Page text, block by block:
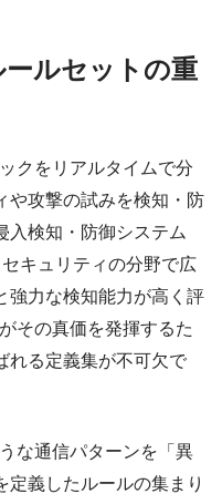
ルセットの重
クをリアルタイムで分
や攻撃の試みを検知・防
入検知・防御システム
キュリティの分野で広
強力な検知能力が高く評
その真価を発揮するた
れる定義集が不可欠で
な通信パターンを「異
義したルールの集まり